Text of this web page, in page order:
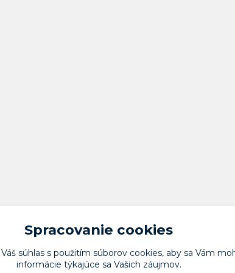
Spracovanie cookies
súhlas s použitím súborov cookies, aby sa Vám
informácie týkajúce sa Vašich záujmov.